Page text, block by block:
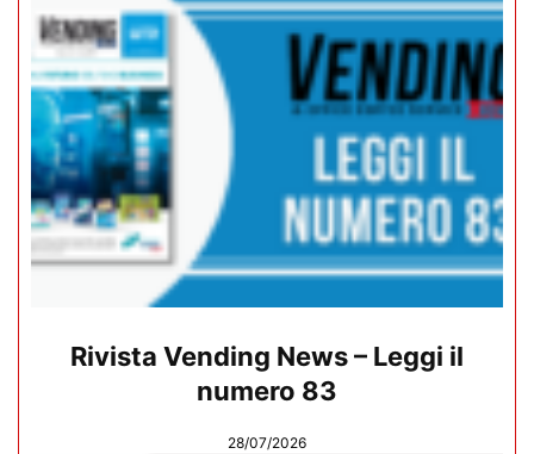
Rivista Vending News – Leggi il
numero 83
28/07/2026